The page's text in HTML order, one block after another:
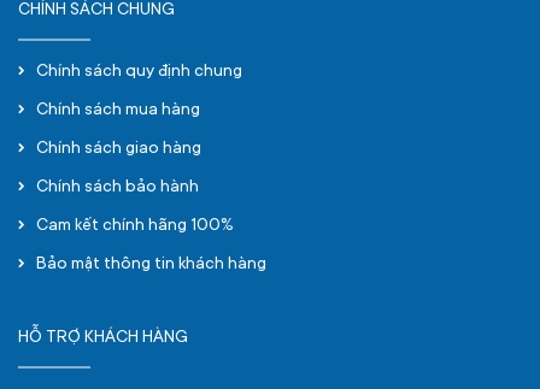
CHÍNH SÁCH CHUNG
Chính sách quy định chung
Chính sách mua hàng
Chính sách giao hàng
Chính sách bảo hành
Cam kết chính hãng 100%
Bảo mật thông tin khách hàng
HỖ TRỢ KHÁCH HÀNG